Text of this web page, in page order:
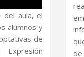
del aula, el
alumnos y
de
de